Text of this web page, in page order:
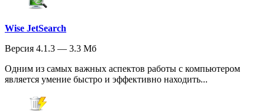
Wise JetSearch
Версия 4.1.3 — 3.3 Мб
Одним из самых важных аспектов работы с компьютером
является умение быстро и эффективно находить...